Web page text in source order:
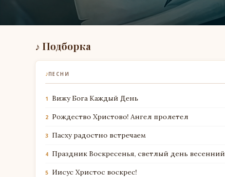
♪ Подборка
♪ПЕСНИ
1 Вижу Бога Каждый День
2 Рождество Христово! Ангел пролетел
3 Пасху радостно встречаем
4 Праздник Воскресенья, светлый день весенний
5 Иисус Христос воскрес!